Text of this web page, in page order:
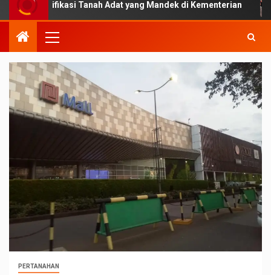
Tanah Adat yang Mandek di Kementerian Ujian
PERTANAHAN